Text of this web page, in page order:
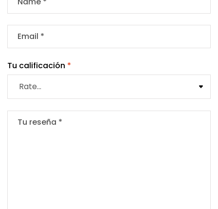
Tu calificación *